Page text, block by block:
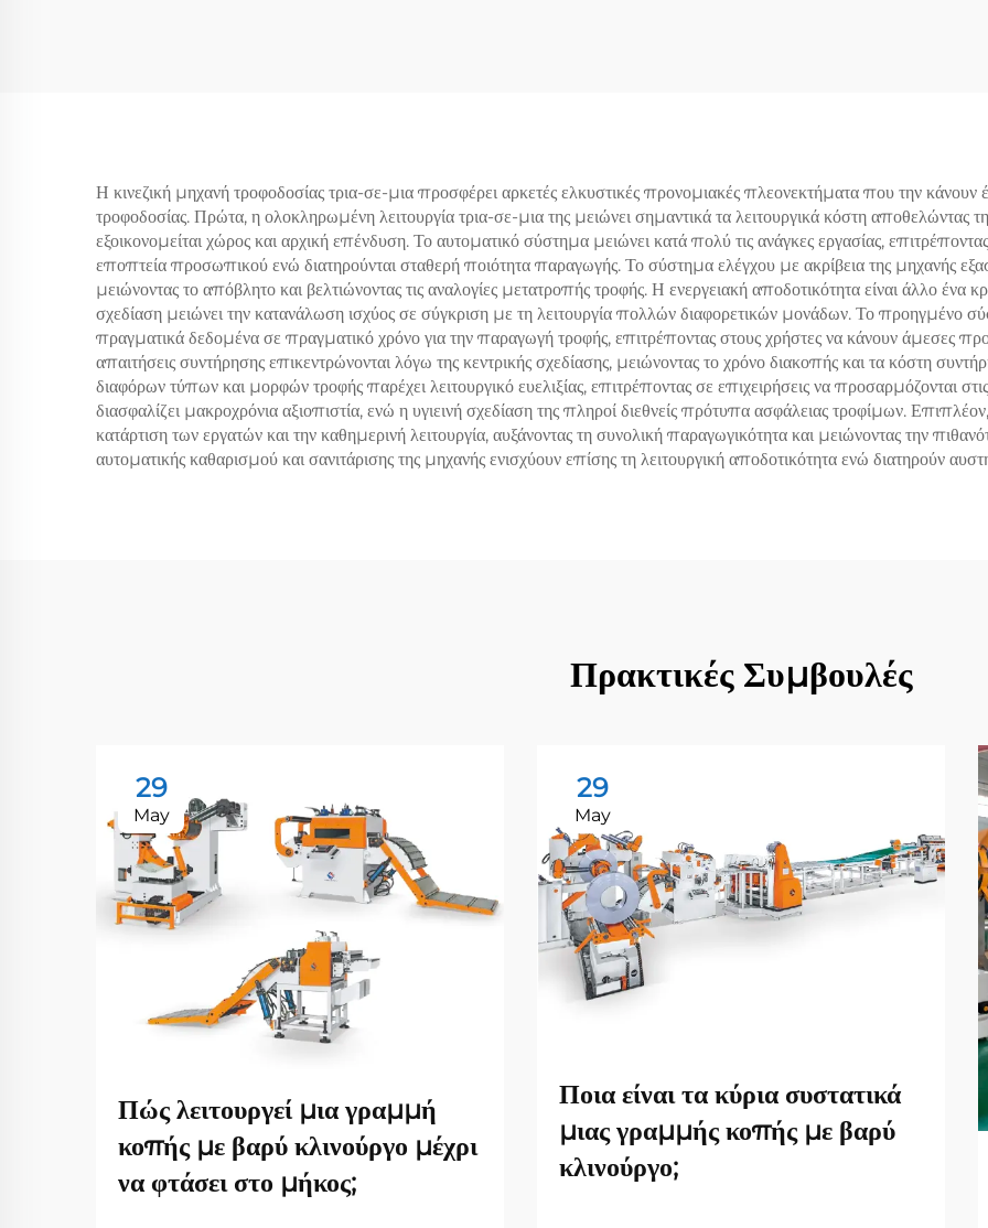
Η κινεζική μηχανή τροφοδοσίας τρια-σε-μια προσφέρει αρκετές ελκυστικές προνομιακές πλεονεκτήματα που την κάνουν
τροφοδοσίας. Πρώτα, η ολοκληρωμένη λειτουργία τρια-σε-μια της μειώνει σημαντικά τα λειτουργικά κόστη αποθελώντας
εξοικονομείται χώρος και αρχική επένδυση. Το αυτοματικό σύστημα μειώνει κατά πολύ τις ανάγκες εργασίας,
εποπτεία προσωπικού ενώ διατηρούνται σταθερή ποιότητα παραγωγής. Το σύστημα ελέγχου με ακρίβεια της μηχανής
μειώνοντας το απόβλητο και βελτιώνοντας τις αναλογίες μετατροπής τροφής. Η ενεργειακή αποδοτικότητα είναι άλλο
σχεδίαση μειώνει την κατανάλωση ισχύος σε σύγκριση με τη λειτουργία πολλών διαφορετικών μονάδων. Το προηγμένο
πραγματικά δεδομένα σε πραγματικό χρόνο για την παραγωγή τροφής, επιτρέποντας στους χρήστες να κάνουν άμεσες
απαιτήσεις συντήρησης επικεντρώνονται λόγω της κεντρικής σχεδίασης, μειώνοντας το χρόνο διακοπής και τα κόστη
διαφόρων τύπων και μορφών τροφής παρέχει λειτουργικό ευελιξίας, επιτρέποντας σε επιχειρήσεις να προσαρμόζονται
διασφαλίζει μακροχρόνια αξιοπιστία, ενώ η υγιεινή σχεδίαση της πληροί διεθνείς πρότυπα ασφάλειας τροφίμων.
κατάρτιση των εργατών και την καθημερινή λειτουργία, αυξάνοντας τη συνολική παραγωγικότητα και μειώνοντας την
αυτοματικής καθαρισμού και σανιτάρισης της μηχανής ενισχύουν επίσης τη λειτουργική αποδοτικότητα ενώ διατηρούν
Πρακτικές Συμβουλές
29
May
Πώς λειτουργεί μια γραμμή
κοπής με βαρύ κλινούργο μέχρι
να φτάσει στο μήκος;
29
May
Ποια είναι τα κύρια συστατικά
μιας γραμμής κοπής με βαρύ
κλινούργο;